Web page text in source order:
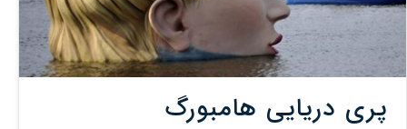
پری دریایی هامبورگ